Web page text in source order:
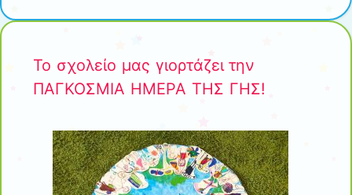
Το σχολείο μας γιορτάζει την
ΠΑΓΚΟΣΜΙΑ ΗΜΕΡΑ ΤΗΣ ΓΗΣ!